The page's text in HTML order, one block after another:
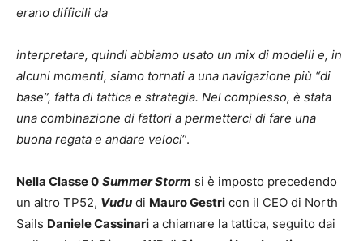
erano difficili da
interpretare, quindi abbiamo usato un mix di modelli e, in
alcuni momenti, siamo tornati a una navigazione più “di
base”, fatta di tattica e strategia. Nel complesso, è stata
una combinazione di fattori a permetterci di fare una
buona regata e andare veloci”.
Nella Classe 0 Summer Storm si è imposto precedendo
un altro TP52, Vudu di Mauro Gestri con il CEO di North
Sails Daniele Cassinari a chiamare la tattica, seguito dai